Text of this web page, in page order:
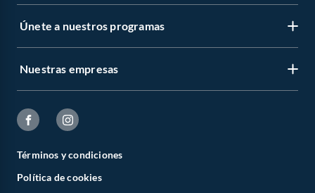
Únete a nuestros programas
Nuestras empresas
Términos y condiciones
Política de cookies